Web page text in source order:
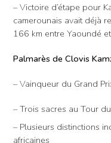
– Victoire d’étape pour
camerounais avait déjà
166 km entre Yaoundé
Palmarès de Clovis
– Vainqueur du Grand
– Trois sacres au Tour
– Plusieurs distinctions
africaines